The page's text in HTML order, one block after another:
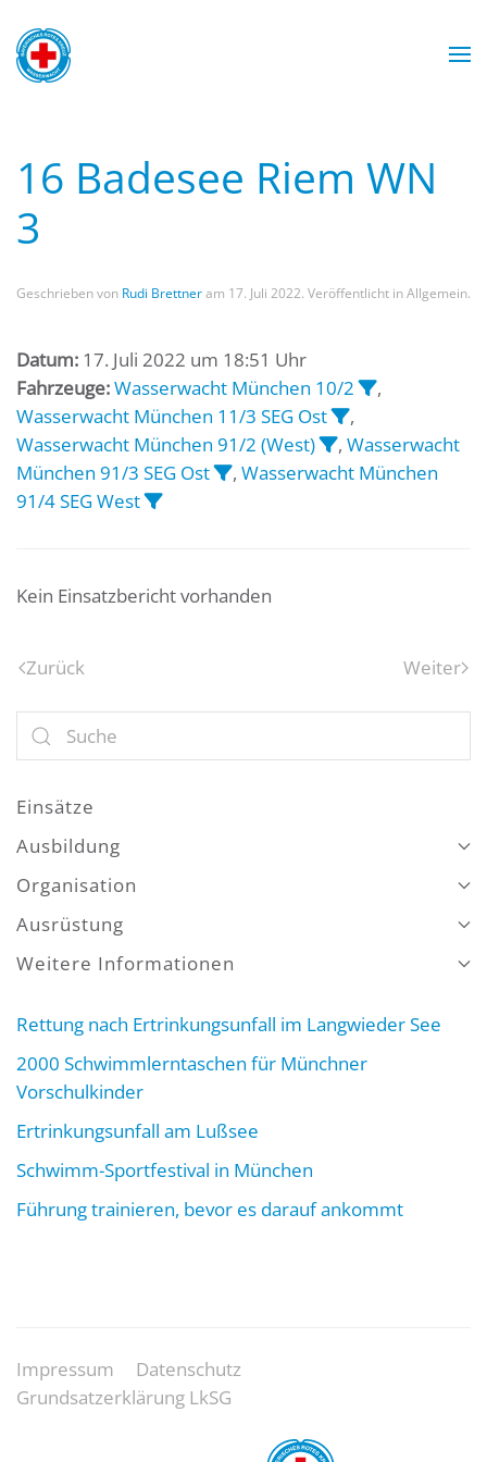
Zum Hauptinhalt springen
16 Badesee Riem WN
3
Geschrieben von Rudi Brettneram 17. Juli 2022. Veröffentlicht in Allgemein.
Datum: 17. Juli 2022 um 18:51 Uhr
Fahrzeuge:Wasserwacht München 10/2
,
Wasserwacht München 11/3 SEG Ost
,
Wasserwacht München 91/2 (West)
, Wasserwacht
München 91/3 SEG Ost
, Wasserwacht München
91/4 SEG West
Kein Einsatzbericht vorhanden
Zurück Weiter
Einsätze
Ausbildung
Organisation
Ausrüstung
Weitere Informationen
Rettung nach Ertrinkungsunfall im Langwieder See
2000 Schwimmlerntaschen für Münchner
Vorschulkinder
Ertrinkungsunfall am Lußsee
Schwimm-Sportfestival in München
Führung trainieren, bevor es darauf ankommt
Impressum
Datenschutz
Grundsatzerklärung LkSG